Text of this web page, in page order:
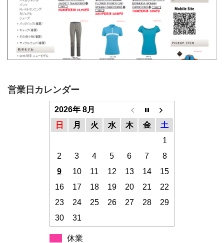
営業日カレンダー
2026年 8月
日
月 火 水 木 金
土
1
2
3 4 5 6 7
8
9
10 11 12 13 14
15
16
17 18 19 20 21
22
23
24 25 26 27 28
29
30
31
休業